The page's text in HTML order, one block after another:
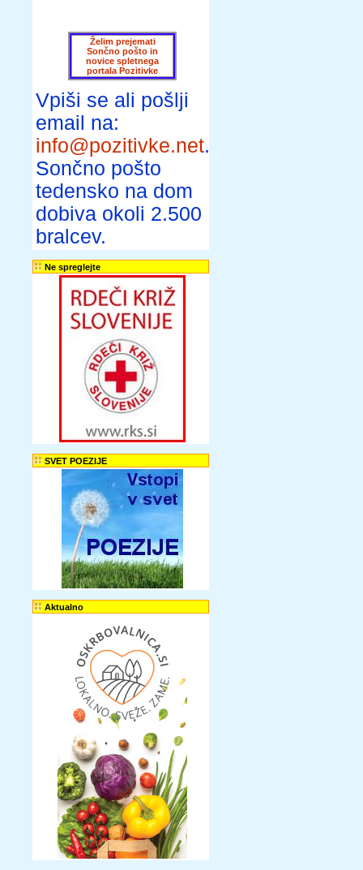
Želim prejemati
Sončno pošto in
novice spletnega
portala Pozitivke
Vpiši se ali pošlji
email na:
info@pozitivke.net.
Sončno pošto
tedensko na dom
dobiva okoli 2.500
bralcev.
Ne spreglejte
SVET POEZIJE
Aktualno